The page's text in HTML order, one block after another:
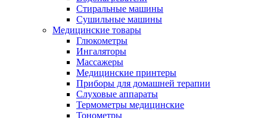
Стиральные машины
Сушильные машины
Медицинские товары
Глюкометры
Ингаляторы
Массажеры
Медицинские принтеры
Приборы для домашней терапии
Слуховые аппараты
Термометры медицинские
Тонометры